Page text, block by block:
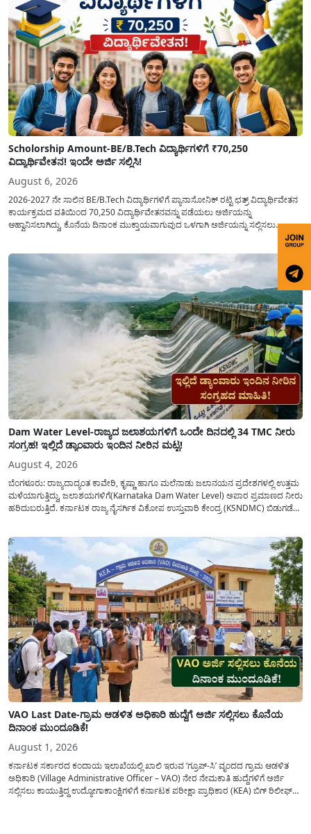
Scholorship Amount-BE/B.Tech ವಿದ್ಯಾರ್ಥಿಗಳಿಗೆ ₹70,250
ವಿದ್ಯಾರ್ಥಿವೇತನ! ಇಂದೇ ಅರ್ಜಿ ಸಲ್ಲಿಸಿ!
August 6, 2026
2026-2027 ನೇ ಸಾಲಿನ BE/B.Tech ವಿದ್ಯಾರ್ಥಿಗಳಿಗೆ ಪ್ಯಾನಾಸೋನಿಕ್ ರಟ್ಟಿ ಛತ್ರ್ ವಿದ್ಯಾರ್ಥಿವೇತನ
ಕಾರ್ಯಕ್ರಮದ ವತಿಯಿಂದ 70,250 ವಿದ್ಯಾರ್ಥಿವೇತನವನ್ನು ಪಡೆಯಲು ಅರ್ಜಿಯನ್ನು
ಆಹ್ವಾನಿಸಲಾಗಿದ್ದು, ಕೊನೆಯ ದಿನಾಂಕ ಮುಕ್ತಾಯವಾಗುವುದ ಒಳಗಾಗಿ ಅರ್ಜಿಯನ್ನು ಸಲ್ಲಿಸಲು
ಕೋರಿದೆ. ಆರ್ಥಿಕವಾಗಿ ಹಿಂದುಳಿದ ಹಾಗೂ ಬಡ ಕುಟುಂಬ ವರ್ಗದ ವಿದ್ಯಾರ್ಥಿಗಳು ಅವರ ಮುಂದಿನ
ಶಿಕ್ಷಣವನ್ನು ಮುಂದುವರಿಸಲು ಯಾವುದೇ ಅಡಚಣೆಯಾಗದಂತೆ ನೋಡಿಕೊಳ್ಳಲು ಈ ಯೋಜನೆಯನ್ನು
ಜಾರಿಗೆ...
Dam Water Level-ರಾಜ್ಯದ ಜಲಾಶಯಗಳಿಗೆ ಒಂದೇ ದಿನದಲ್ಲಿ 34 TMC ನೀರು
ಸಂಗ್ರಹ! ಇಲ್ಲಿದೆ ಡ್ಯಾಂವಾರು ಇಂದಿನ ನೀರಿನ ಮಟ್ಟ!
August 4, 2026
ಬೆಂಗಳೂರು: ರಾಜ್ಯದಾದ್ಯಂತ ಕಾವೇರಿ, ಕೃಷ್ಣಾ ಹಾಗೂ ಮಲೆನಾಡು ಜಲಾನಯನ ಪ್ರದೇಶಗಳಲ್ಲಿ ಉತ್ತಮ
ಮಳೆಯಾಗುತ್ತಿದ್ದು, ಜಲಾಶಯಗಳಿಗೆ(Karnataka Dam Water Level) ಅಪಾರ ಪ್ರಮಾಣದ ನೀರು
ಹರಿದುಬರುತ್ತಿದೆ. ಕರ್ನಾಟಕ ರಾಜ್ಯ ನೈಸರ್ಗಿಕ ವಿಕೋಪ ಉಸ್ತುವಾರಿ ಕೇಂದ್ರ (KSNDMC) ಬಿಡುಗಡೆ
VAO Last Date-ಗ್ರಾಮ ಆಡಳಿತ ಅಧಿಕಾರಿ ಹುದ್ದೆಗೆ ಅರ್ಜಿ ಸಲ್ಲಿಸಲು ಕೊನೆಯ
ದಿನಾಂಕ ಮುಂದೂಡಿಕೆ!
August 1, 2026
ಕರ್ನಾಟಕ ಸರ್ಕಾರದ ಕಂದಾಯ ಇಲಾಖೆಯಲ್ಲಿ ಖಾಲಿ ಇರುವ ‘ಗ್ರೂಪ್-ಸಿ’ ವೃಂದದ ಗ್ರಾಮ ಆಡಳಿತ
ಅಧಿಕಾರಿ (Village Administrative Officer – VAO) ನೇರ ನೇಮಕಾತಿ ಹುದ್ದೆಗಳಿಗೆ ಅರ್ಜಿ
ಸಲ್ಲಿಸಲು ಕಾಯುತ್ತಿದ್ದ ಉದ್ಯೋಗಾಕಾಂಕ್ಷಿಗಳಿಗೆ ಕರ್ನಾಟಕ ಪರೀಕ್ಷಾ ಪ್ರಾಧಿಕಾರ (KEA) ಬಿಗ್ ರಿಲೀಫ್